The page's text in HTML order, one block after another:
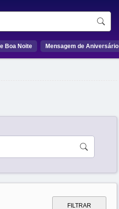
Boa Noite Mensagem de Aniversário
FILTRAR